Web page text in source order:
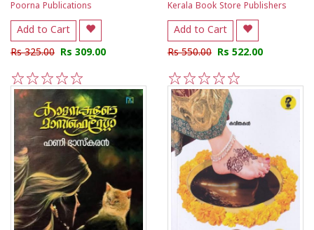
Poorna Publications
Add to Cart
Rs 325.00 Rs 309.00
5
4
3
2
1
Kerala Book Store Publishers
Add to Cart
Rs 550.00 Rs 522.00
5
4
3
2
1